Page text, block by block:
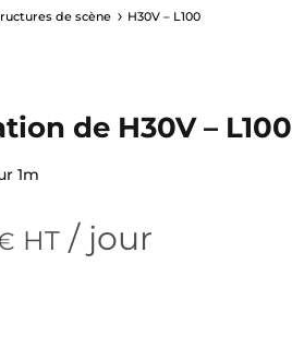
de scène H30V – L100
de H30V – L100
1m
HT / jour